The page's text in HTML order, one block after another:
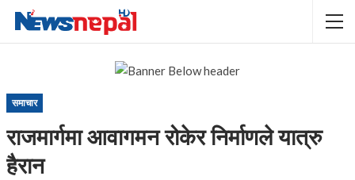
समाचार
राजमार्गमा आवागमन रोकेर निर्माणले यात्रु
हैरान